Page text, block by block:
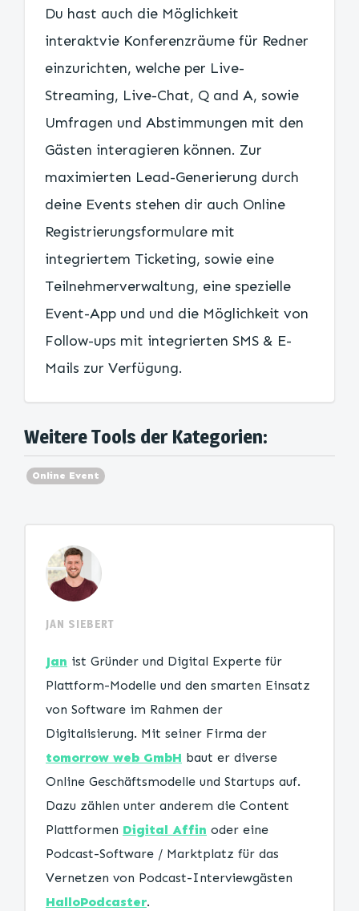
Du hast auch die Möglichkeit
interaktvie Konferenzräume für Redner
einzurichten, welche per Live-
Streaming, Live-Chat, Q and A, sowie
Umfragen und Abstimmungen mit den
Gästen interagieren können. Zur
maximierten Lead-Generierung durch
deine Events stehen dir auch Online
Registrierungsformulare mit
integriertem Ticketing, sowie eine
Teilnehmerverwaltung, eine spezielle
Event-App und und die Möglichkeit von
Follow-ups mit integrierten SMS & E-
Mails zur Verfügung.
Weitere Tools der Kategorien:
Online Event
JAN SIEBERT
Jan ist Gründer und Digital Experte für
Plattform-Modelle und den smarten Einsatz
von Software im Rahmen der
Digitalisierung. Mit seiner Firma der
tomorrow web GmbH baut er diverse
Online Geschäftsmodelle und Startups auf.
Dazu zählen unter anderem die Content
Plattformen Digital Affin oder eine
Podcast-Software / Marktplatz für das
Vernetzen von Podcast-Interviewgästen
HalloPodcaster.